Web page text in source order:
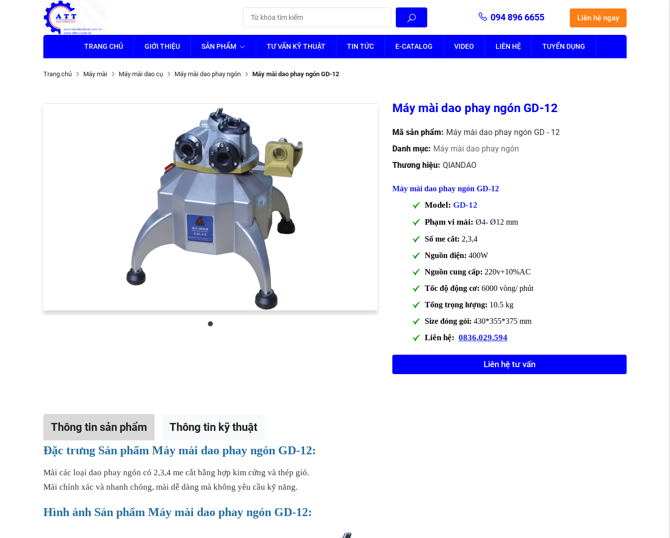
094 896 6655 Liên hệ ngay
TRANG CHỦ GIỚI THIỆU SẢN PHẨM TƯ VẤN KỸ THUẬT TIN TỨC E-CATALOG VIDEO LIÊN HỆ TUYỂN DỤNG
Trang chủ Máy mài Máy mài dao cụ Máy mài dao phay ngón Máy mài dao phay ngón GD-12
Máy mài dao phay ngón GD-12
Mã sản phẩm: Máy mài dao phay ngón GD - 12
Danh mục: Máy mài dao phay ngón
Thương hiệu: QIANDAO
Máy mài dao phay ngón GD-12
Model: GD-12
Phạm vi mài: Ø4- Ø12 mm
Số me cắt: 2,3,4
Nguồn điện: 400W
Nguồn cung cấp: 220v+10%AC
Tốc độ động cơ: 6000 vòng/ phút
Tổng trọng lượng: 10.5 kg
Size đóng gói: 430*355*375mm
Liên hệ: 0836.029.594
Liên hệ tư vấn
Thông tin sản phẩm Thông tin kỹ thuật
Đặc trưng Sản phẩm Máy mài dao phay ngón GD-12:
Mài các loại dao phay ngón có 2,3,4 me cắt bằng hợp kim cứng và thép gió.
Mài chính xác và nhanh chóng, mài dễ dàng mà không yêu cầu kỹ năng.
Hình ảnh Sản phẩm Máy mài dao phay ngón GD-12: